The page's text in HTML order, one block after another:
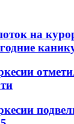
на